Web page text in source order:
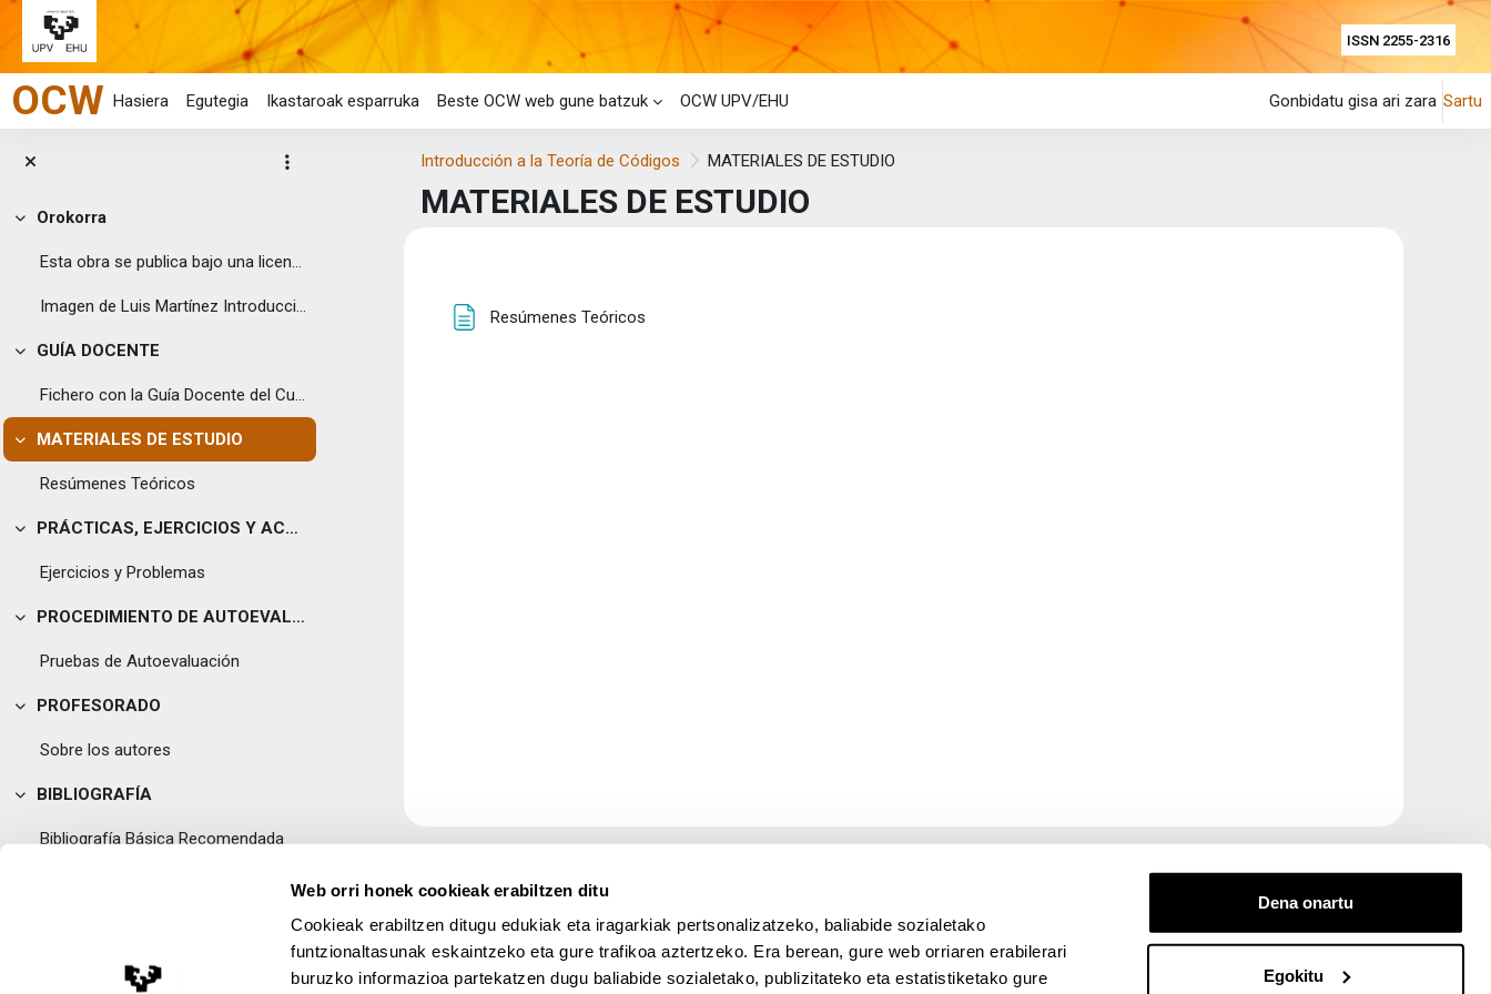
Web orri honek cookieak erabiltzen ditu
Cookieak erabiltzen ditugu edukiak eta iragarkiak pertsonalizatzeko, baliabide sozialetako
funtzionaltasunak eskaintzeko eta gure trafikoa aztertzeko. Era berean, gure web orriaren erabilerari
buruzko informazioa partekatzen dugu baliabide sozialetako, publizitateko eta estatistiketako gure
Dena onartu
Egokitu
ISSN 2255-2316
Joan eduki nagusira zuzenean
OCW Hasiera Egutegia Ikastaroak esparruka Beste OCW web gune batzuk OCW UPV/EHU Gonbidatu gisa ari zara Sartu
Tolestu
Orokorra
Esta obra se publica bajo una licencia Creative ...
Imagen de Luis Martínez Introducci...
Tolestu
GUÍA DOCENTE
Fichero con la Guía Docente del Curso
Tolestu
MATERIALES DE ESTUDIO
Resúmenes Teóricos
Tolestu
PRÁCTICAS, EJERCICIOS Y ACTIVIDADES
Ejercicios y Problemas
Tolestu
PROCEDIMIENTO DE AUTOEVALUACION
Pruebas de Autoevaluación
Tolestu
PROFESORADO
Sobre los autores
Tolestu
BIBLIOGRAFÍA
Bibliografía Básica Recomendada
Introducción a la Teoría de Códigos MATERIALES DE ESTUDIO
MATERIALES DE ESTUDIO
Resúmenes Teóricos
Lege Oharra App deskargatu UPV/EHU en Facebook (abre ventana nueva)
UPV/EHU en Twitter (abre ventana nueva)
UPV/EHU en LinkedIn (abre ventana nueva)
UPV/EHU en YouTube (abre ventana nueva)